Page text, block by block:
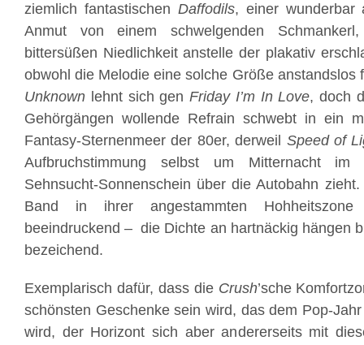
ziemlich fantastischen Daffodils, einer wunderbar
Anmut von einem schwelgenden
bittersüßen Niedlichkeit anstelle der plakativ
obwohl die Melodie eine solche Größe anstandslos
Unknown lehnt sich genFriday I’m In Love, doch
Gehörgängen wollende Refrain schwebt in ein
Fantasy-Sternenmeer der 80er, derweil Speed of
Aufbruchstimmung selbst um Mitternacht im
Sehnsucht-Sonnenschein über die Autobahn
Band in ihrer angestammten
beeindruckend – die Dichte an hartnäckig hängen
bezeichend.
Exemplarisch dafür, dass die Crush’sche
schönsten Geschenke sein wird, das dem Pop-
wird, der Horizont sich aber andererseits mit